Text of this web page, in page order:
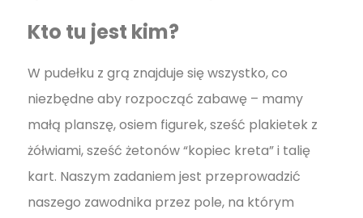
Kto tu jest kim?
W pudełku z grą znajduje się wszystko, co
niezbędne aby rozpocząć zabawę – mamy
małą planszę, osiem figurek, sześć plakietek z
żółwiami, sześć żetonów “kopiec kreta” i talię
kart. Naszym zadaniem jest przeprowadzić
naszego zawodnika przez pole, na którym